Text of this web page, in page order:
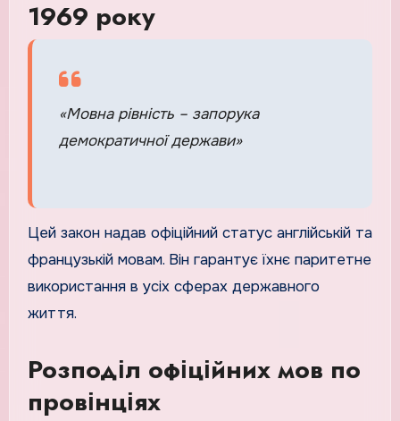
1969 року
«Мовна рівність – запорука
демократичної держави»
Цей закон надав офіційний статус англійській та
французькій мовам. Він гарантує їхнє паритетне
використання в усіх сферах державного
життя.
Розподіл офіційних мов по
провінціях